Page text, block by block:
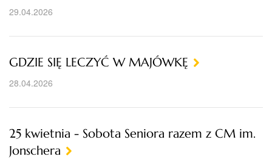
29.04.2026
GDZIE SIĘ LECZYĆ W MAJÓWKĘ
28.04.2026
25 kwietnia - Sobota Seniora razem z CM im.
Jonschera